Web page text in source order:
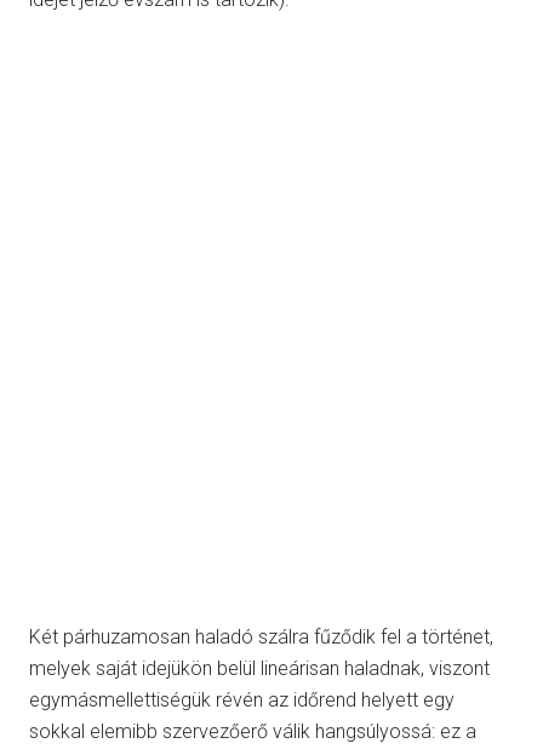
Két párhuzamosan haladó szálra fűződik fel a történet,
melyek saját idejükön belül lineárisan haladnak, viszont
egymásmellettiségük révén az időrend helyett egy
sokkal elemibb szervezőerő válik hangsúlyossá: ez a